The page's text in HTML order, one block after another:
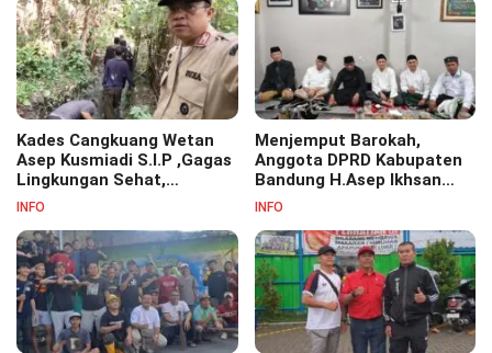
Kades Cangkuang Wetan
Asep Kusmiadi S.I.P ,Gagas
Lingkungan Sehat,
Bersihkan Saluran Air di RW
INFO
Menjemput Barokah,
Anggota DPRD Kabupaten
Bandung H.Asep Ikhsan
S.Pd.M.M Hadiri Haul Akbar
Pesantren Cipasung.
INFO